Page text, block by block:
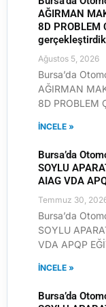
AĞIRMAN
8D PROBLEM
Ağustos 5, 2026
Bursa’da
AĞIRMAN
8D PROBLEM
İNCELE »
Bursa’da
SOYLU
AIAG VDA
Temmuz 30,
Bursa’da
SOYLU
VDA APQP
İNCELE »
Bursa’da